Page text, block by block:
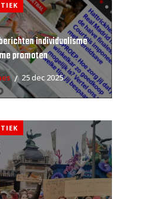
individualisme
promoten
25 dec 2025